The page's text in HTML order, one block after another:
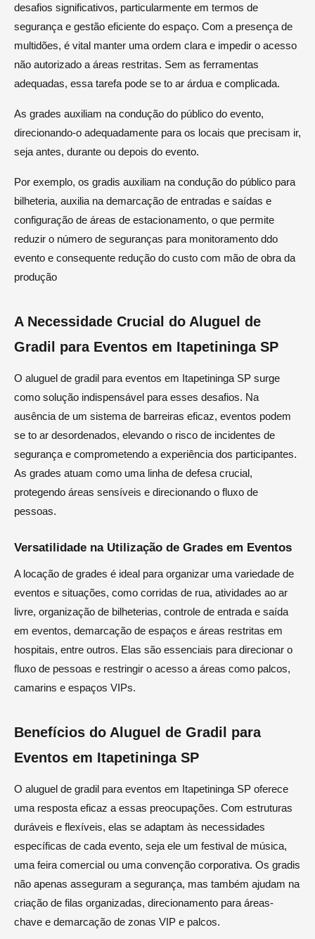
desafios significativos, particularmente em termos de
segurança e gestão eficiente do espaço. Com a presença de
multidões, é vital manter uma ordem clara e impedir o acesso
não autorizado a áreas restritas. Sem as ferramentas
adequadas, essa tarefa pode se to ar árdua e complicada.
As grades auxiliam na condução do público do evento,
direcionando-o adequadamente para os locais que precisam ir,
seja antes, durante ou depois do evento.
Por exemplo, os gradis auxiliam na condução do público para
bilheteria, auxilia na demarcação de entradas e saídas e
configuração de áreas de estacionamento, o que permite
reduzir o número de seguranças para monitoramento ddo
evento e consequente redução do custo com mão de obra da
produção
A Necessidade Crucial do Aluguel de
Gradil para Eventos em Itapetininga SP
O aluguel de gradil para eventos em Itapetininga SP surge
como solução indispensável para esses desafios. Na
ausência de um sistema de barreiras eficaz, eventos podem
se to ar desordenados, elevando o risco de incidentes de
segurança e comprometendo a experiência dos participantes.
As grades atuam como uma linha de defesa crucial,
protegendo áreas sensíveis e direcionando o fluxo de
pessoas.
Versatilidade na Utilização de Grades em Eventos
A locação de grades é ideal para organizar uma variedade de
eventos e situações, como corridas de rua, atividades ao ar
livre, organização de bilheterias, controle de entrada e saída
em eventos, demarcação de espaços e áreas restritas em
hospitais, entre outros. Elas são essenciais para direcionar o
fluxo de pessoas e restringir o acesso a áreas como palcos,
camarins e espaços VIPs.
Benefícios do Aluguel de Gradil para
Eventos em Itapetininga SP
O aluguel de gradil para eventos em Itapetininga SP oferece
uma resposta eficaz a essas preocupações. Com estruturas
duráveis e flexíveis, elas se adaptam às necessidades
específicas de cada evento, seja ele um festival de música,
uma feira comercial ou uma convenção corporativa. Os gradis
não apenas asseguram a segurança, mas também ajudam na
criação de filas organizadas, direcionamento para áreas-
chave e demarcação de zonas VIP e palcos.